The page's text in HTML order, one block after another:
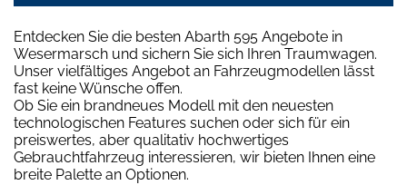
Entdecken Sie die besten Abarth 595 Angebote in
Wesermarsch und sichern Sie sich Ihren Traumwagen.
Unser vielfältiges Angebot an Fahrzeugmodellen lässt
fast keine Wünsche offen.
Ob Sie ein brandneues Modell mit den neuesten
technologischen Features suchen oder sich für ein
preiswertes, aber qualitativ hochwertiges
Gebrauchtfahrzeug interessieren, wir bieten Ihnen eine
breite Palette an Optionen.